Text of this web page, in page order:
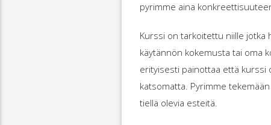
pyrimme aina
Kurssi on tarkoitettu niille jotka
käytännön kokemusta tai oma
erityisesti painottaa että kurssi
katsomatta. Pyrimme
tiellä olevia esteitä.